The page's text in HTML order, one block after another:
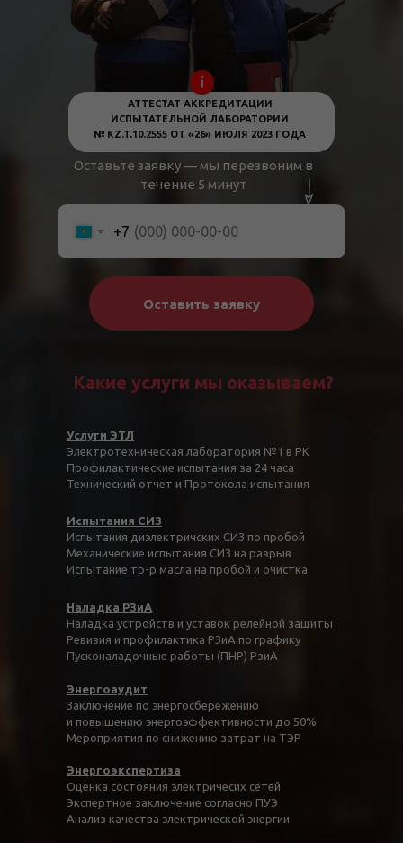
Услуги ЭТЛ
Электротехническая лаборатория №1 в РК
Профилактические испытания за 24 часа
Технический отчет и Протокола испытания
Наладка РЗиА
Наладка устройств и уставок релейной защиты
Ревизия и профилактика РЗиА по графику
Пусконаладочные работы (ПНР) РзиА
Энергоаудит
Заключение по энергосбережению
и повышению энергоэффективности до 50%
Мероприятия по снижению затрат на ТЭР
Испытания СИЗ
Испытания диэлектричских СИЗ по пробой
Механические испытания СИЗ на разрыв
Испытание тр-р масла на пробой и очистка
Энергоэкспертиза
Оценка состояния электричесих сетей
Экспертное заключение согласно ПУЭ
Анализ качества электрической энергии
Какие услуги мы оказываем?
АТТЕСТАТ АККРЕДИТАЦИИ
ИСПЫТАТЕЛЬНОЙ ЛАБОРАТОРИИ
№ KZ.T.10.2555 ОТ «26» ИЮЛЯ 2023 ГОДА
+7
Оставить заявку
Оставьте заявку — мы перезвоним в
течение 5 минут